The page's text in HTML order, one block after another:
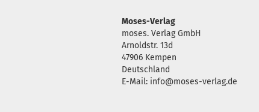
Moses-Verlag
moses. Verlag GmbH
Arnoldstr. 13d
47906 Kempen
Deutschland
E-Mail: info@moses-verlag.de